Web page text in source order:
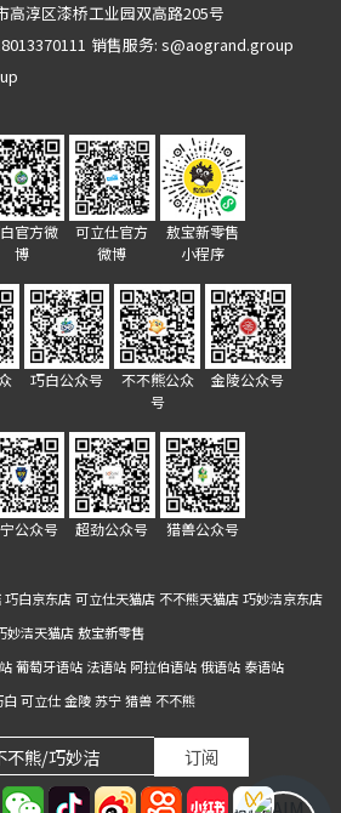
高淳区漆桥工业园双高路205号
销售服务: s@aogrand.group
官方微
博
可立仕官方
微博
敖宝新零售
小程序
巧白公众号
不不熊公众
号
金陵公众号
公众号 超劲公众号 猎兽公众号
巧白京东店 可立仕天猫店 不不熊天猫店 巧妙洁京东店
妙洁天猫店敖宝新零售
葡萄牙语站 法语站 阿拉伯语站俄语站 泰语站
白 可立仕金陵苏宁猎兽 不不熊